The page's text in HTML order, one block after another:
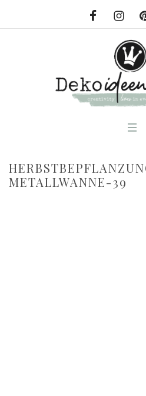
METALLWANNE-39